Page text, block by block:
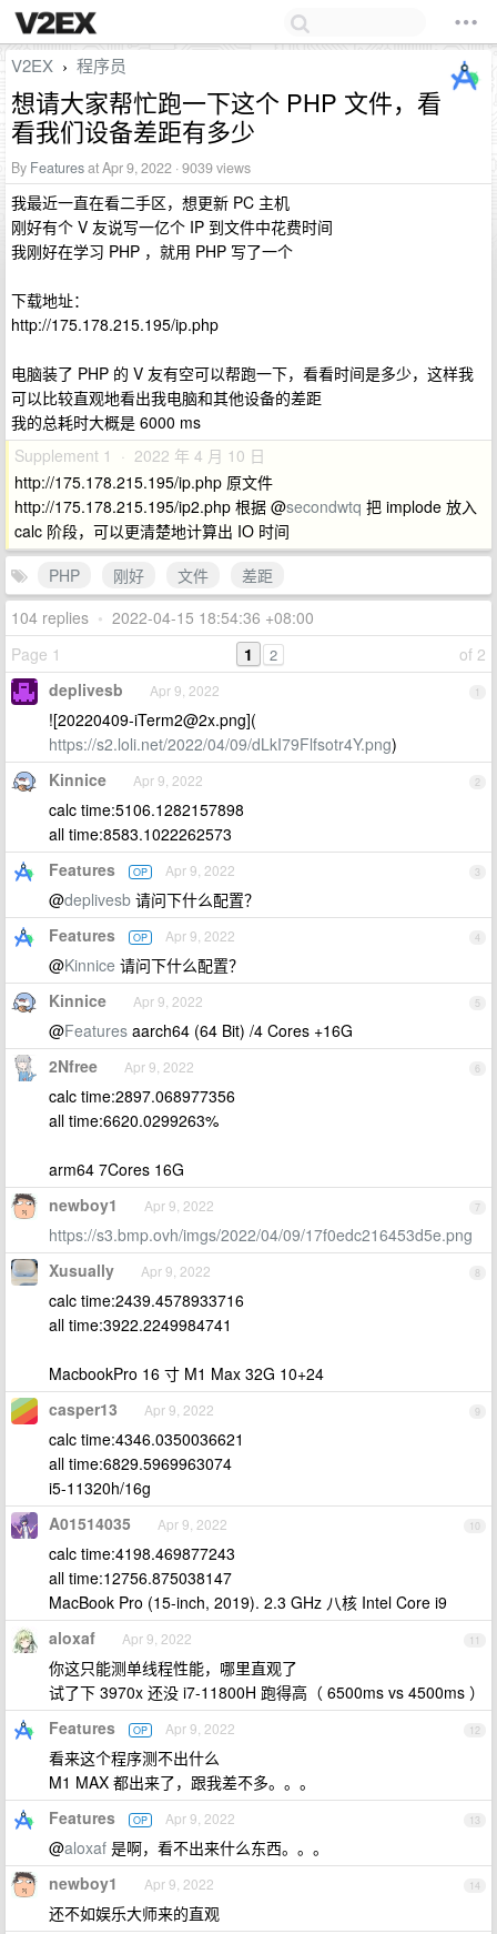
V2EX › 程序员
想请大家帮忙跑一下这个 PHP 文件，看
看我们设备差距有多少
By Featuresat Apr 9, 2022 · 9039 views
我最近一直在看二手区，想更新 PC 主机
刚好有个 V 友说写一亿个 IP 到文件中花费时间
我刚好在学习 PHP ，就用 PHP 写了一个
下载地址：
http://175.178.215.195/ip.php
电脑装了 PHP 的 V 友有空可以帮跑一下，看看时间是多少，这样我
可以比较直观地看出我电脑和其他设备的差距
我的总耗时大概是 6000 ms
Supplement 1 · 2022 年 4 月 10 日
http://175.178.215.195/ip.php 原文件
http://175.178.215.195/ip2.php 根据 @secondwtq 把 implode 放入
calc 阶段，可以更清楚地计算出 IO 时间
PHP
刚好 文件
差距
104 replies • 2022-04-15 18:54:36 +08:00
Page 1
of 2
1 2
1
deplivesb Apr 9, 2022
![20220409-iTerm2@2x.png](
https://s2.loli.net/2022/04/09/dLkI79Flfsotr4Y.png)
2
Kinnice Apr 9, 2022
calc time:5106.1282157898
all time:8583.1022262573
3
Features OP Apr 9, 2022
@deplivesb 请问下什么配置？
4
Features OP Apr 9, 2022
@Kinnice 请问下什么配置？
5
Kinnice Apr 9, 2022
@Features aarch64 (64 Bit) /4 Cores +16G
6
2Nfree Apr 9, 2022
calc time:2897.068977356
all time:6620.0299263%
arm64 7Cores 16G
7
newboy1 Apr 9, 2022
https://s3.bmp.ovh/imgs/2022/04/09/17f0edc216453d5e.png
8
Xusually Apr 9, 2022
calc time:2439.4578933716
all time:3922.2249984741
MacbookPro 16 寸 M1 Max 32G 10+24
9
casper13 Apr 9, 2022
calc time:4346.0350036621
all time:6829.5969963074
i5-11320h/16g
10
A01514035 Apr 9, 2022
calc time:4198.469877243
all time:12756.875038147
MacBook Pro (15-inch, 2019). 2.3 GHz 八核 Intel Core i9
11
aloxaf Apr 9, 2022
你这只能测单线程性能，哪里直观了
试了下 3970x 还没 i7-11800H 跑得高（ 6500ms vs 4500ms ）
12
Features OP Apr 9, 2022
看来这个程序测不出什么
M1 MAX 都出来了，跟我差不多。。。
13
Features OP Apr 9, 2022
@aloxaf 是啊，看不出来什么东西。。。
14
newboy1 Apr 9, 2022
还不如娱乐大师来的直观